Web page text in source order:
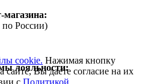
магазина:
по России)
лояльности:
cookie. Нажимая кнопку
сайте, Вы даете согласие на их
с Политикой